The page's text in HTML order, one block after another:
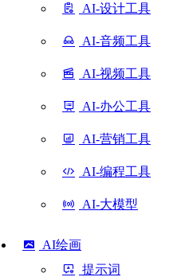
AI-设计工具
AI-音频工具
AI-视频工具
AI-办公工具
AI-营销工具
AI-编程工具
AI-大模型
AI绘画
提示词